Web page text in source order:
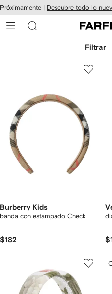
al
Próximamente | Descubre todo lo
Filtrar
Burberry Kids
banda con estampado Check
$182